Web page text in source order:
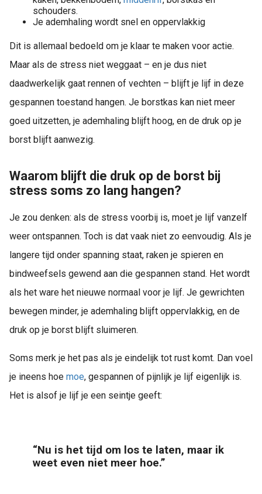
schouders.
Je ademhaling wordt snel en oppervlakkig
Dit is allemaal bedoeld om je klaar te maken voor actie.
Maar als de stress niet weggaat – en je dus niet
daadwerkelijk gaat rennen of vechten – blijft je lijf in deze
gespannen toestand hangen. Je borstkas kan niet meer
goed uitzetten, je ademhaling blijft hoog, en de druk op je
borst blijft aanwezig.
Waarom blijft die druk op de borst bij
stress soms zo lang hangen?
Je zou denken: als de stress voorbij is, moet je lijf vanzelf
weer ontspannen. Toch is dat vaak niet zo eenvoudig. Als je
langere tijd onder spanning staat, raken je spieren en
bindweefsels gewend aan die gespannen stand. Het wordt
als het ware het nieuwe normaal voor je lijf. Je gewrichten
bewegen minder, je ademhaling blijft oppervlakkig, en de
druk op je borst blijft sluimeren.
Soms merk je het pas als je eindelijk tot rust komt. Dan voel
je ineens hoe moe, gespannen of pijnlijk je lijf eigenlijk is.
Het is alsof je lijf je een seintje geeft:
“Nu is het tijd om los te laten, maar ik
weet even niet meer hoe.”